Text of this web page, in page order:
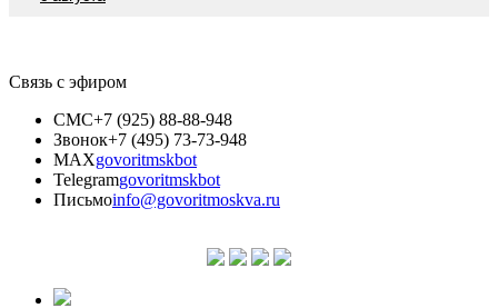
Связь с эфиром
СМС+7 (925) 88-88-948
Звонок+7 (495) 73-73-948
MAXgovoritmskbot
Telegramgovoritmskbot
Письмоinfo@govoritmoskva.ru